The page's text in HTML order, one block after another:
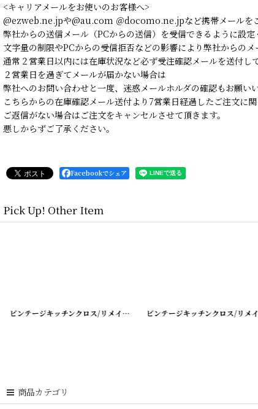
<キャリアメールをお使いのお客様へ>
@ezweb.ne.jpや@au.com ＠docomo.ne.jpなど携帯メールを
弊社からの送信メール（PCからの送信）を受信できるように設定
文字量の制限やPCからの受信拒否などの影響により弊社からのメ
通常２営業日以内には在庫状況など必ず受注確認メールを送付し
２営業日を過ぎてメールが届かない場合は
弊社へのお問い合わせと一度、迷惑メールホルダの確認もお願いい
こちらからの在庫確認メール送付より7営業日経過したご注文に
ご返信がない場合はご注文をキャンセルさせて頂きます。
悪しからずご了承ください。
Facebookでシェア
Pick Up! Other Item
[20220627-1] ビンテージキッチンクロス/リメイクパンツ [220405-12]
商品カテゴリ